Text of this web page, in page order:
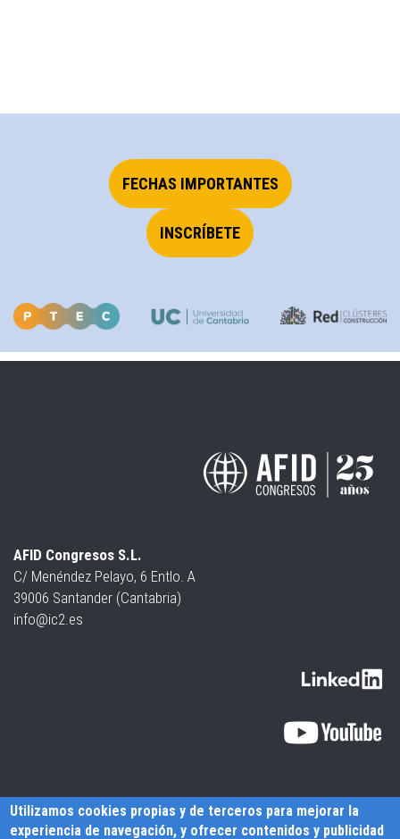
FECHAS IMPORTANTES
INSCRÍBETE
AFID Congresos S.L.
C/ Menéndez Pelayo, 6 Entlo. A
39006 Santander (Cantabria)
info@ic2.es
Utilizamos cookies propias y de terceros para mejorar la
experiencia de navegación, y ofrecer contenidos y publicidad